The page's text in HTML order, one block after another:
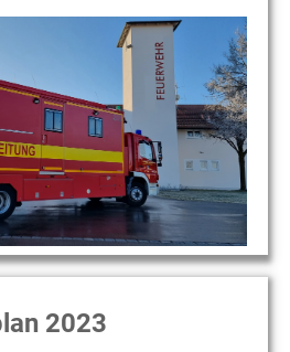
2023